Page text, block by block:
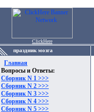
ClickHere
праздник мозга
Главная
Вопросы и Ответы:
Сборник N 1 >>>
Сборник N 2 >>>
Сборник N 3 >>>
Сборник N 4 >>>
Сборник N 5 >>>